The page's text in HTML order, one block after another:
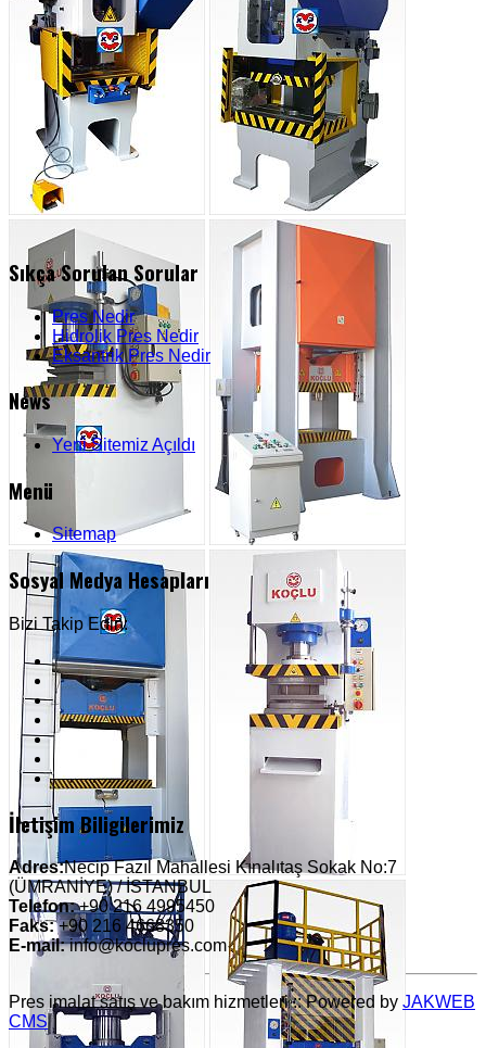
Sıkça Sorulan Sorular
Pres Nedir
Hidrolik Pres Nedir
Eksantrik Pres Nedir
News
Yeni Sitemiz Açıldı
Menü
Sitemap
Sosyal Medya Hesapları
Bizi Takip Edin:
İletişim Biligilerimiz
Adres:Necip Fazıl Mahallesi Kınalıtaş Sokak No:7
(ÜMRANİYE) / İSTANBUL
Telefon:+90 216 4995450
Faks:+90 216 4668350
E-mail:info@koclupres.com
Pres imalat satış ve bakım hizmetleri :: Powered by JAKWEB
CMS